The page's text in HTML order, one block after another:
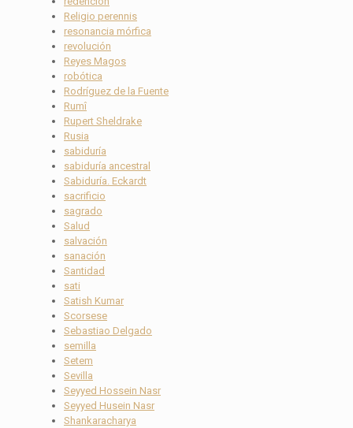
Religio perennis
resonancia mórfica
revolución
Reyes Magos
robótica
Rodríguez de la Fuente
Rumî
Rupert Sheldrake
Rusia
sabiduría
sabiduría ancestral
Sabiduría. Eckardt
sacrificio
sagrado
Salud
salvación
sanación
Santidad
sati
Satish Kumar
Scorsese
Sebastiao Delgado
semilla
Setem
Sevilla
Seyyed Hossein Nasr
Seyyed Husein Nasr
Shankaracharya